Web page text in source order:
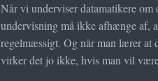
Når vi underviser datamatikere
undervisning må ikke afhænge af,
regelmæssigt. Og når man lærer at
virker det jo ikke, hvis man vil